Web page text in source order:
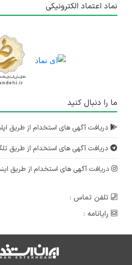
نماد اعتماد الکترونیکی
ما را دنبال کنید
دریافت آگهی های استخدام از طریق
دریافت آگهی های استخدام از طریق
دریافت آگهی های استخدام از طریق
تلفن تماس :
رایانامه :